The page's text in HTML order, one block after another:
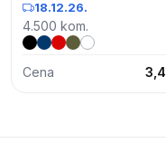
g/m2
18.12.26.
4.500 kom.
Cena